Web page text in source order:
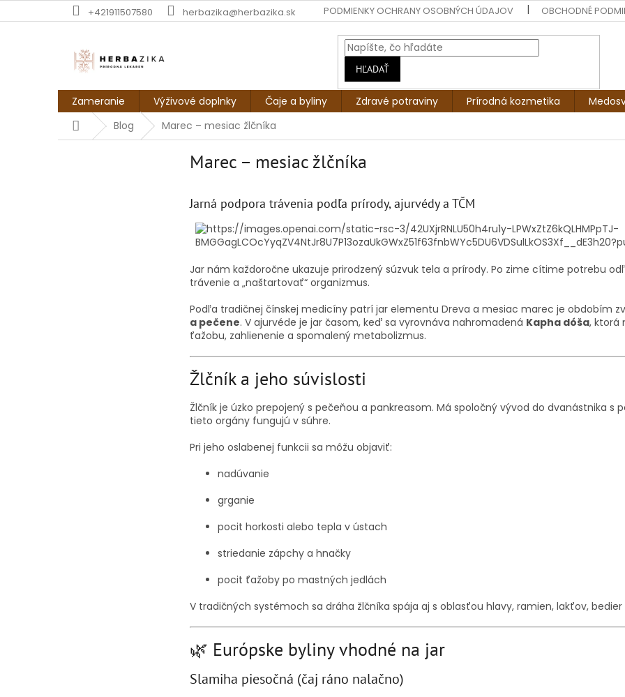
na
+421911507580 herbazika@herbazika.sk PODMIENKY OCHRANY OSOBNÝCH ÚDAJOV OBCHODNÉ
HĽADAŤ
Zameranie Výživové doplnky Čaje a byliny Zdravé potraviny Prírodná kozmetika
DomovBlog Marec – mesiac žlčníka
Marec – mesiac žlčníka
Jarná podpora trávenia podľa prírody, ajurvédy a TČM
Jar nám každoročne ukazuje prirodzený súzvuk tela a prírody. Po zime cítime potrebu
trávenie a „naštartovať“ organizmus.
Podľa tradičnej čínskej medicíny patrí jar elementu Dreva a mesiac marec je obdobím
a pečene. V ajurvéde je jar časom, keď sa vyrovnáva nahromadená Kapha dóša, ktorá
ťažobu, zahlienenie a spomalený metabolizmus.
Žlčník a jeho súvislosti
Žlčník je úzko prepojený s pečeňou a pankreasom. Má spoločný vývod do dvanástnika s
tieto orgány fungujú v súhre.
Pri jeho oslabenej funkcii sa môžu objaviť:
nadúvanie
grganie
pocit horkosti alebo tepla v ústach
striedanie zápchy a hnačky
pocit ťažoby po mastných jedlách
V tradičných systémoch sa dráha žlčníka spája aj s oblasťou hlavy, ramien, lakťov, bedier
🌿 Európske byliny vhodné na jar
Slamiha piesočná (čaj ráno nalačno)